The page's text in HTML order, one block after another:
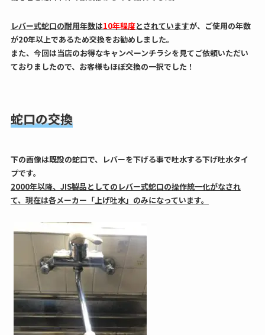
レバー式蛇口の耐用年数は10年程度とされていますが、ご使用の年数
が20年以上であるため交換をお勧めしました。
また、今回は当店のお得なキャンペーンチラシを見てご依頼いただい
ておりましたので、お客様もほぼ交換の一択でした！
蛇口の交換
下の画像は既設の蛇口で、レバーを下げる事で吐水する下げ吐水タイ
プです。
2000年以降、JIS製品としてのレバー式蛇口の操作統一化がなされ
て、現在は各メーカー「上げ吐水」のみになっています。